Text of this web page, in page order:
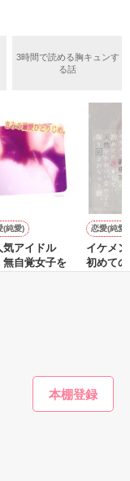
が、後輩の姫原由
一人こっそり泣い
か想像以上に甘く
す。
3時間で読める胸キュンす
る話
(純愛)
気アイドル
無自覚女子を
恋愛(純愛)
イケメ
初めて